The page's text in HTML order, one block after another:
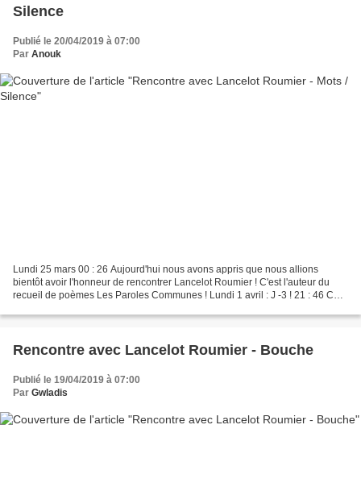
Silence
Publié le 20/04/2019 à 07:00
Par Anouk
Lundi 25 mars 00 : 26 Aujourd'hui nous avons appris que nous allions
bientôt avoir l'honneur de rencontrer Lancelot Roumier ! C'est l'auteur du
recueil de poèmes Les Paroles Communes ! Lundi 1 avril : J -3 ! 21 : 46 Ce
Rencontre avec Lancelot Roumier - Bouche
Publié le 19/04/2019 à 07:00
Par Gwladis